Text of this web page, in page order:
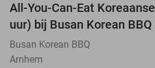
All-You-Can-Eat
uur) bij Busan Korean BBQ
Busan Korean BBQ
Arnhem